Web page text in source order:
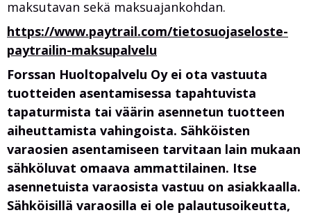
maksutavan sekä maksuajankohdan.
https://www.paytrail.com/tietosuojaseloste-
paytrailin-maksupalvelu
Forssan Huoltopalvelu Oy ei ota vastuuta
tuotteiden asentamisessa tapahtuvista
tapaturmista tai väärin asennetun tuotteen
aiheuttamista vahingoista. Sähköisten
varaosien asentamiseen tarvitaan lain mukaan
sähköluvat omaava ammattilainen. Itse
asennetuista varaosista vastuu on asiakkaalla.
Sähköisillä varaosilla ei ole palautusoikeutta,